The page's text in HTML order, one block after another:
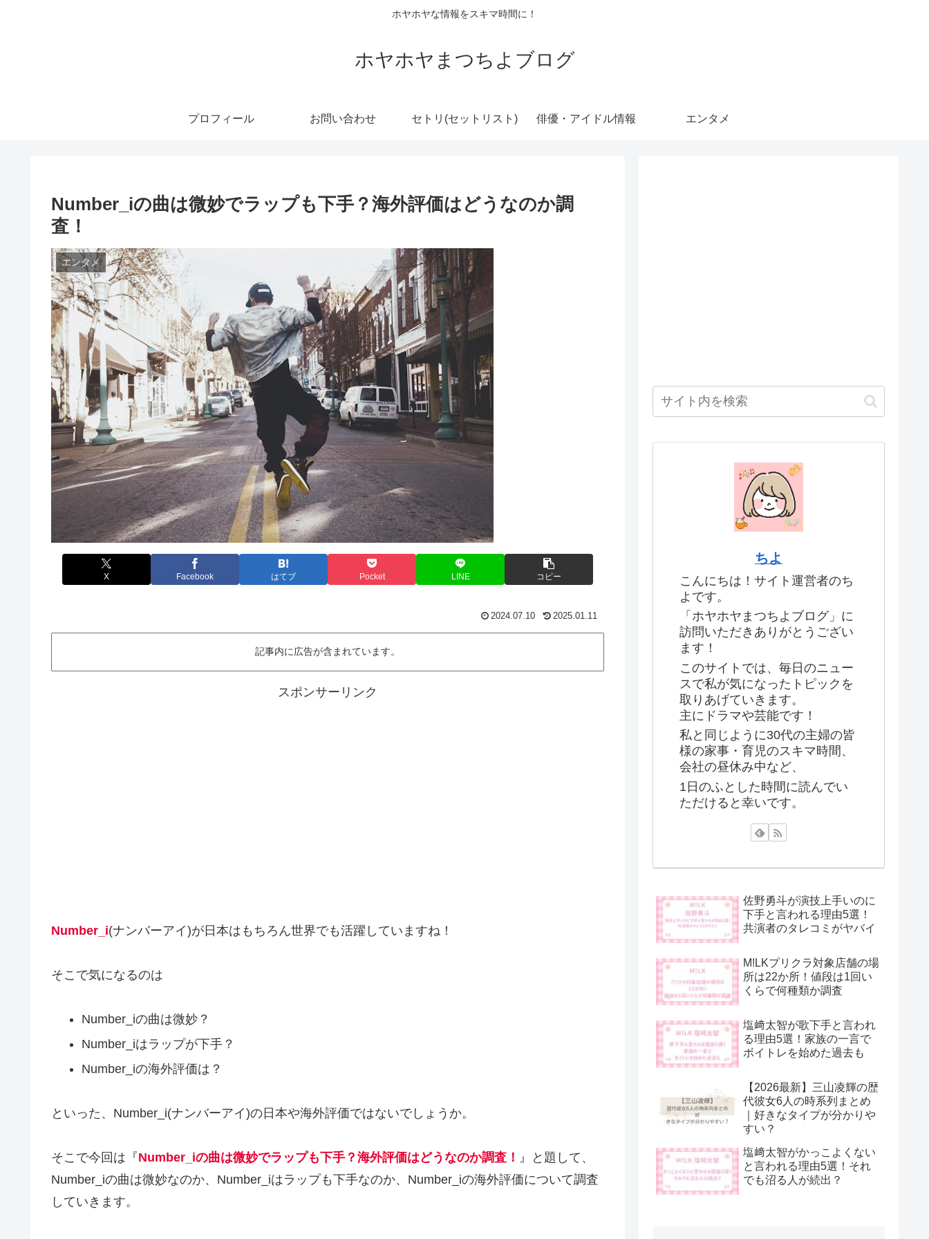
ホヤホヤな情報をスキマ時間に！
ホヤホヤまつちよブログ
プロフィール お問い合わせ セトリ(セットリスト) 俳優・アイドル情報 エンタメ
Number_iの曲は微妙でラップも下手？海外評価はどうなのか調
査！
エンタメ
X Facebook はてブ Pocket LINE コピー
2024.07.10 2025.01.11
記事内に広告が含まれています。
スポンサーリンク
Number_i(ナンバーアイ)が日本はもちろん世界でも活躍していますね！
そこで気になるのは
Number_iの曲は微妙？
Number_iはラップが下手？
Number_iの海外評価は？
といった、Number_i(ナンバーアイ)の日本や海外評価ではないでしょうか。
そこで今回は『Number_iの曲は微妙でラップも下手？海外評価はどうなのか調査！ 』と題して、
Number_iの曲は微妙なのか、Number_iはラップも下手なのか、Number_iの海外評価について調査
していきます。
ちよ
こんにちは！サイト運営者のち
よです。
「ホヤホヤまつちよブログ」に
訪問いただきありがとうござい
ます！
このサイトでは、毎日のニュー
スで私が気になったトピックを
取りあげていきます。
主にドラマや芸能です！
私と同じように30代の主婦の皆
様の家事・育児のスキマ時間、
会社の昼休み中など、
1日のふとした時間に読んでい
ただけると幸いです。
佐野勇斗が演技上手いのに
下手と言われる理由5選！
共演者のタレコミがヤバイ
M!LKプリクラ対象店舗の場
所は22か所！値段は1回い
くらで何種類か調査
塩﨑太智が歌下手と言われ
る理由5選！家族の一言で
ボイトレを始めた過去も
【2026最新】三山凌輝の歴
代彼女6人の時系列まとめ
｜好きなタイプが分かりや
すい？
塩﨑太智がかっこよくない
と言われる理由5選！それ
でも沼る人が続出？